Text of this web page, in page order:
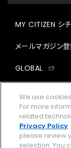
MY CITIZEN シ
メールマガジン
GLOBAL
We use
For more
related
Privacy Policy
please review
selection. You